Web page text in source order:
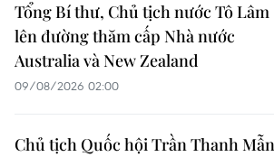
Tổng Bí thư, Chủ tịch nước Tô Lâm
lên đường thăm cấp Nhà nước
Australia và New Zealand
09/08/2026 02:00
Chủ tịch Quốc hội Trần Thanh Mẫn